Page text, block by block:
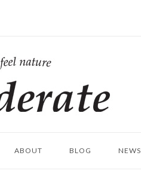
ム
ABOUT BLOG NEWS